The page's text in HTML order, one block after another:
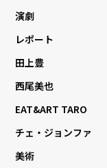
演劇
レポート
田上豊
西尾美也
EAT&ART TARO
チェ・ジョンファ
美術